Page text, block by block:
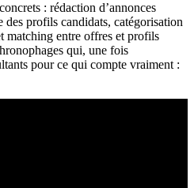
: rédaction d’annonces
des profils candidats, catégorisation
matching entre offres et profils
qui, une fois
pour ce qui compte vraiment :